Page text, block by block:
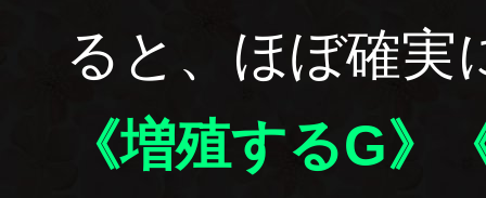
ると、ほぼ確実
《増殖するG》